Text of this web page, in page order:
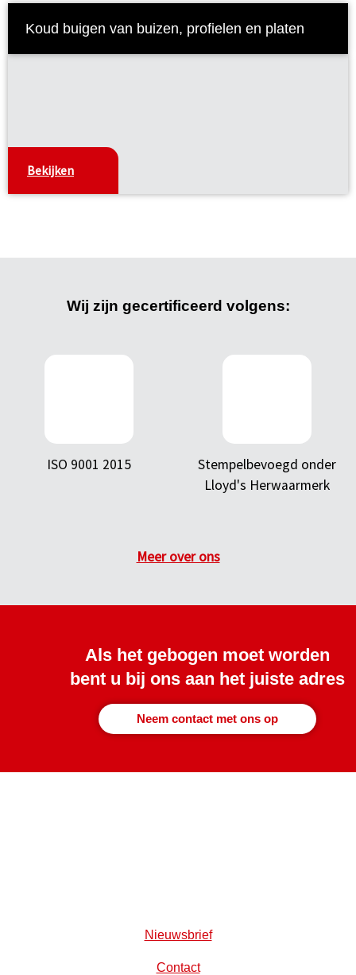
Koud buigen van buizen, profielen en platen
Bekijken
Wij zijn gecertificeerd volgens:
ISO 9001 2015
Stempelbevoegd onder
Lloyd's Herwaarmerk
Meer over ons
Als het gebogen moet worden
bent u bij ons aan het juiste adres
Neem contact met ons op
Nieuwsbrief
Contact